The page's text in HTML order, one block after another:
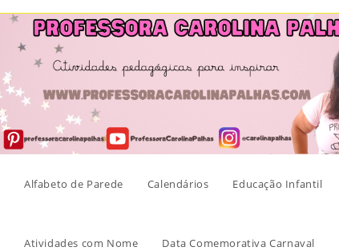
Skip
content
Alfabeto de Parede Calendários Educação Infantil
Atividades com Nome Data Comemorativa Carnaval